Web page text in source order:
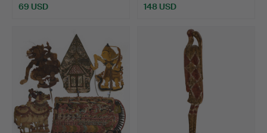
69 USD 148 USD